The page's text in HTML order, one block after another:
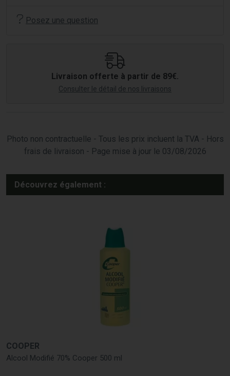
Posez une question
Livraison offerte à partir de 89€.
Consulter le détail de nos livraisons
Photo non contractuelle - Tous les prix incluent la TVA - Hors
frais de livraison - Page mise à jour le 03/08/2026
Découvrez également :
COOPER
Alcool Modifié 70% Cooper 500 ml